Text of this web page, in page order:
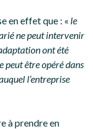
en effet que : « le
ne peut intervenir
ont été
peut être opéré dans
l’entreprise
à prendre en